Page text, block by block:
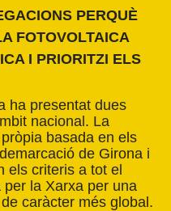
PERQUÈ
FOTOVOLTAICA
I PRIORITZI ELS
ha presentat dues
nacional. La
basada en els
de Girona i
els criteris a tot el
la Xarxa per una
caràcter més global.